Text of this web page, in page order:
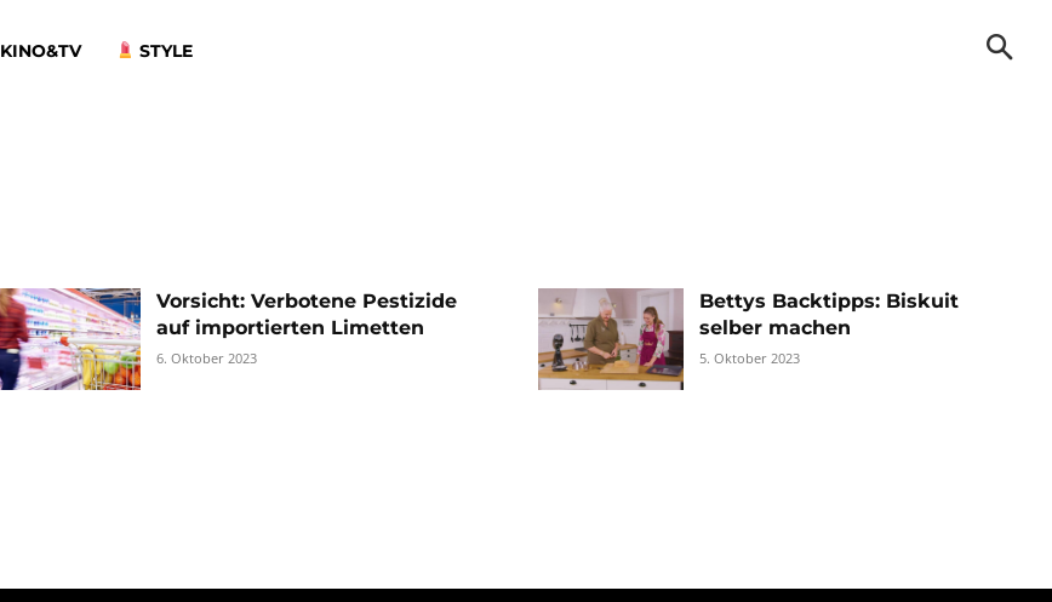
KINO&TV STYLE
Vorsicht: Verbotene Pestizide
auf importierten Limetten
6. Oktober 2023
Bettys Backtipps: Biskuit
selber machen
5. Oktober 2023